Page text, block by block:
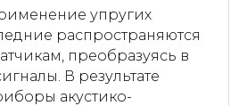
упругих
распространяются
преобразуясь в
В результате
акустико-